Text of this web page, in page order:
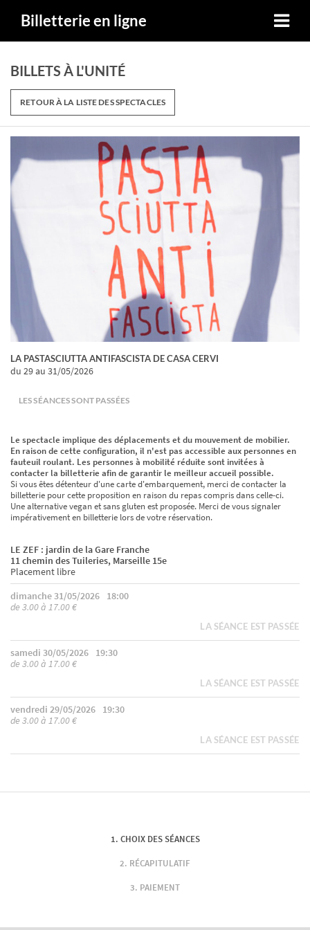
Billetterie en ligne
BILLETS À L'UNITÉ
RETOUR À LA LISTE DES SPECTACLES
LA PASTASCIUTTA ANTIFASCISTA DE CASA CERVI
du 29au 31/05/2026
LES SÉANCES SONT PASSÉES
Le spectacle implique des déplacements et du mouvement de mobilier.
En raison de cette configuration, il n'est pas accessible aux personnes en
fauteuil roulant. Les personnes à mobilité réduite sont invitées à
contacter la billetterie afin de garantir le meilleur accueil possible.
Si vous êtes détenteur d'une carte d'embarquement, merci de contacter la
billetterie pour cette proposition en raison du repas compris dans celle-ci.
Une alternative vegan et sans gluten est proposée. Merci de vous signaler
impérativement en billetterie lors de votre réservation.
LE ZEF : jardin de la Gare Franche
11 chemin des Tuileries, Marseille 15e
Placement libre
dimanche 31/05/2026
18:00
de 3.00 à 17.00 €
LA SÉANCE EST PASSÉE
samedi 30/05/2026
19:30
de 3.00 à 17.00 €
LA SÉANCE EST PASSÉE
vendredi 29/05/2026
19:30
de 3.00 à 17.00 €
LA SÉANCE EST PASSÉE
CHOIX DES SÉANCES
RÉCAPITULATIF
PAIEMENT